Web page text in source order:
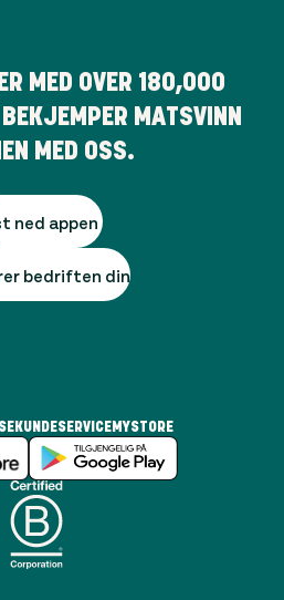
MED OVER 180,000
MATSVINN
MED OSS.
ned appen
bedriften din
KUNDESERVICE MYSTORE